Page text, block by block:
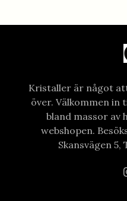
Kristaller är något
över. Välkommen
bland massor av
webshopen.
Skansvägen